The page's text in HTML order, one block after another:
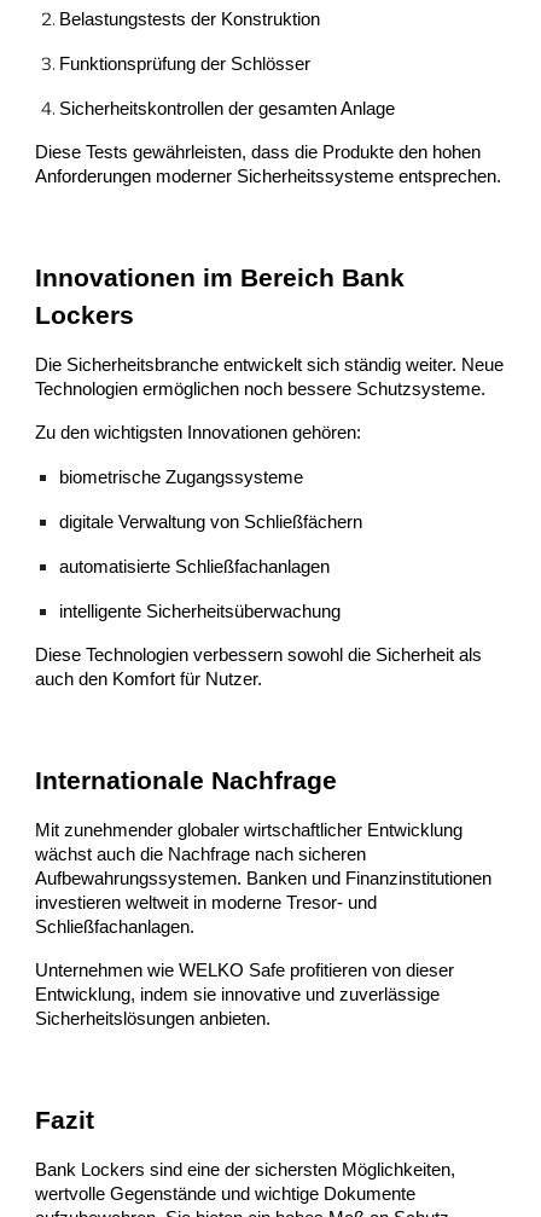
Belastungstests der Konstruktion
Funktionsprüfung der Schlösser
Sicherheitskontrollen der gesamten Anlage
Diese Tests gewährleisten, dass die Produkte den hohen
Anforderungen moderner Sicherheitssysteme entsprechen.
Innovationen im Bereich Bank
Lockers
Die Sicherheitsbranche entwickelt sich ständig weiter. Neue
Technologien ermöglichen noch bessere Schutzsysteme.
Zu den wichtigsten Innovationen gehören:
biometrische Zugangssysteme
digitale Verwaltung von Schließfächern
automatisierte Schließfachanlagen
intelligente Sicherheitsüberwachung
Diese Technologien verbessern sowohl die Sicherheit als
auch den Komfort für Nutzer.
Internationale Nachfrage
Mit zunehmender globaler wirtschaftlicher Entwicklung
wächst auch die Nachfrage nach sicheren
Aufbewahrungssystemen. Banken und Finanzinstitutionen
investieren weltweit in moderne Tresor- und
Schließfachanlagen.
Unternehmen wie WELKO Safe profitieren von dieser
Entwicklung, indem sie innovative und zuverlässige
Sicherheitslösungen anbieten.
Fazit
Bank Lockers sind eine der sichersten Möglichkeiten,
wertvolle Gegenstände und wichtige Dokumente